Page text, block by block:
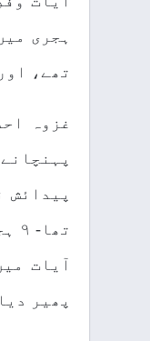
ہجری
تھے،
آیات
پھیر